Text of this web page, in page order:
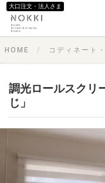
大口注文・法人さま
HOME コディネート
調光ロールスクリ
じ」